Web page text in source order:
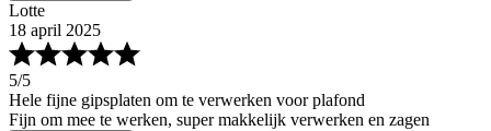
Lotte
18 april 2025
5/5
Hele fijne gipsplaten om te verwerken voor plafond
Fijn om mee te werken, super makkelijk verwerken en zagen